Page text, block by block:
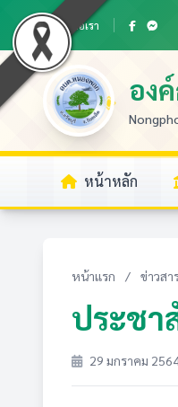
ติดต่อเรา
อง
หน้าหลัก
หน้าแรก / ข่าวสา
ประชา
29 มกราคม